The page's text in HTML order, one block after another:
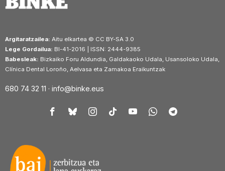
Argitaratzailea: Aitu elkartea © CC BY-SA 3.0
Lege Gordailua: BI-41-2016 | ISSN: 2444-9385
Babesleak: Bizkaiko Foru Aldundia, Galdakaoko Udala, Usansoloko Udala,
Clínica Dental Loroño, Aelvasa eta Zamakoa Eraikuntzak
680 74 32 11 · info@binke.eus